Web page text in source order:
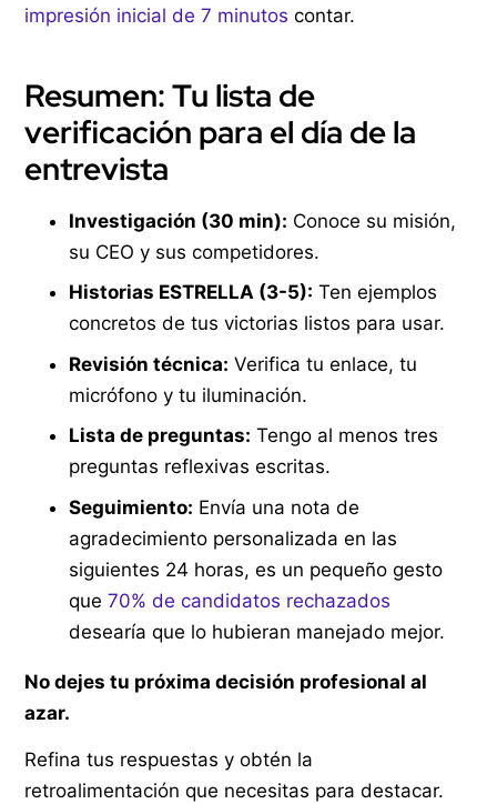
impresión inicial de 7 minutos contar.
Resumen: Tu lista de
verificación para el día de la
entrevista
Investigación (30 min): Conoce su misión,
su CEO y sus competidores.
Historias ESTRELLA (3-5): Ten ejemplos
concretos de tus victorias listos para usar.
Revisión técnica: Verifica tu enlace, tu
micrófono y tu iluminación.
Lista de preguntas: Tengo al menos tres
preguntas reflexivas escritas.
Seguimiento: Envía una nota de
agradecimiento personalizada en las
siguientes 24 horas, es un pequeño gesto
que70% de candidatos rechazados
desearía que lo hubieran manejado mejor.
No dejes tu próxima decisión profesional al
azar.
Refina tus respuestas y obtén la
retroalimentación que necesitas para destacar.